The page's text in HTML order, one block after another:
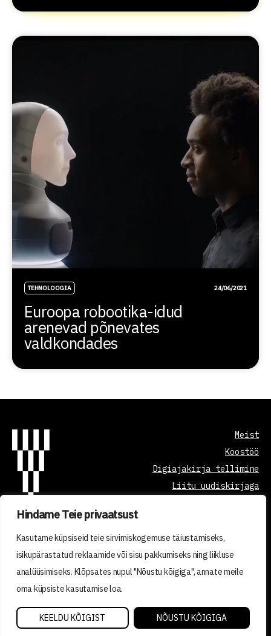
Hindame Teie privaatsust
Kasutame küpsiseid teie sirvimiskogemuse täiustamiseks,
isikupärastatud reklaamide või sisu pakkumiseks ning liikluse
analüüsimiseks. Klõpsates nupul "Nõustu kõigiga", annate meile
oma küpsiste kasutamise loa.
KEELDU KÕIGIST NÕUSTU KÕIGIGA
TEHNOLOOGIA 24/06/2021
Euroopa robootika-idud
arenevad põnevates
valdkondades
Meist
Koostöö
Digiajakirja tellimine
Liitu uudiskirjaga
2026 © VISIONEST INSTITUTE OÜ
Made with ❤️ by vDisain